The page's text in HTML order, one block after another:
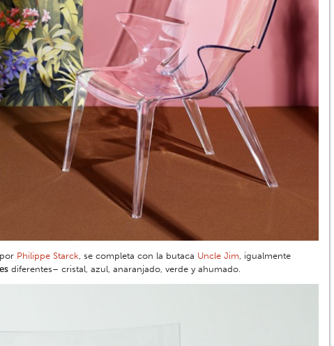
Philippe Starck, se completa con la butaca Uncle Jim, igualmente
diferentes– cristal, azul, anaranjado, verde y ahumado.